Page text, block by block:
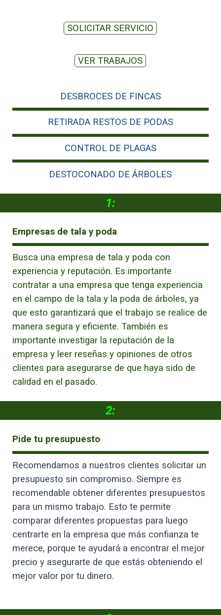
SOLICITAR SERVICIO
VER TRABAJOS
DESBROCES DE FINCAS
RETIRADA RESTOS DE PODAS
CONTROL DE PLAGAS
DESTOCONADO DE ÁRBOLES
1:
Empresas de tala y poda
Busca una empresa de tala y poda con
experiencia y reputación. Es importante
contratar a una empresa que tenga experiencia
en el campo de la tala y la poda de árboles, ya
que esto garantizará que el trabajo se realice de
manera segura y eficiente. También es
importante investigar la reputación de la
empresa y leer reseñas y opiniones de otros
clientes para asegurarse de que haya sido de
calidad en el pasado.
2:
Pide tu presupuesto
Recomendamos a nuestros clientes solicitar un
presupuesto sin compromiso. Siempre es
recomendable obtener diferentes presupuestos
para un mismo trabajo. Esto te permite
comparar diferentes propuestas para luego
centrarte en la empresa que más confianza te
merece, porque te ayudará a encontrar el mejor
precio y asegurarte de que estás obteniendo el
mejor valor por tu dinero.